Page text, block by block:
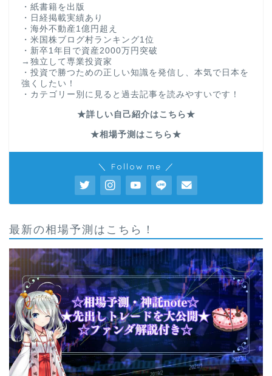
・紙書籍を出版
・日経掲載実績あり
・海外不動産1億円超え
・米国株ブログ村ランキング1位
・新卒1年目で資産2000万円突破
→独立して専業投資家
・投資で勝つための正しい知識を発信し、本気で日本を
強くしたい！
・カテゴリー別に見ると過去記事を読みやすいです！
★詳しい自己紹介はこちら★
★相場予測はこちら★
＼ Follow me ／
最新の相場予測はこちら！